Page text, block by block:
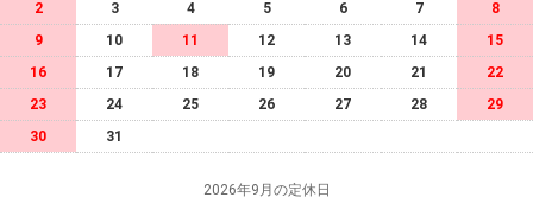
2
3 4 5 6 7
8
9
10 11 12 13 14
15
16
17 18 19 20 21
22
23
24 25 26 27 28
29
30
31
2026年9月の定休日